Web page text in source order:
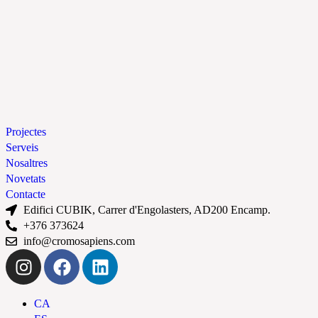
Projectes
Serveis
Nosaltres
Novetats
Contacte
Edifici CUBIK, Carrer d'Engolasters, AD200 Encamp.
+376 373624
info@cromosapiens.com
CA